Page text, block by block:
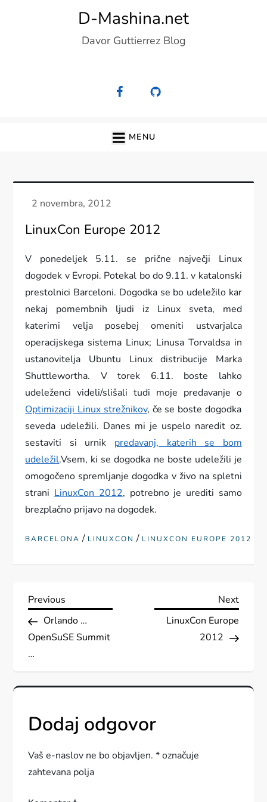
D-Mashina.net
Davor Guttierrez Blog
MENU
LinuxCon Europe 2012
V ponedeljek 5.11. se prične največji Linux
dogodek v Evropi. Potekal bo do 9.11. v katalonski
prestolnici Barceloni. Dogodka se bo udeležilo kar
nekaj pomembnih ljudi iz Linux sveta, med
katerimi velja posebej omeniti ustvarjalca
operacijskega sistema Linux; Linusa Torvaldsa in
ustanovitelja Ubuntu Linux distribucije Marka
Shuttlewortha. V torek 6.11. boste lahko
udeleženci videli/slišali tudi moje predavanje o
Optimizaciji Linux strežnikov, če se boste dogodka
seveda udeležili. Danes mi je uspelo naredit oz.
sestaviti si urnik predavanj, katerih se bom
udeležil.Vsem, ki se dogodka ne boste udeležili je
omogočeno spremljanje dogodka v živo na spletni
strani LinuxCon 2012, potrebno je urediti samo
brezplačno prijavo na dogodek.
BARCELONA / LINUXCON / LINUXCON EUROPE 2012
N
a
v
i
g
a
c
Previous
Post
Previous
Orlando …
OpenSuSE Summit
…
Next
Next
LinuxCon Europe
2012
Dodaj odgovor
Vaš e-naslov ne bo objavljen. *označuje
zahtevana polja